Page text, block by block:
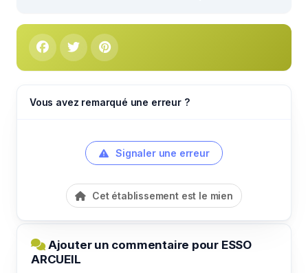
Vous avez remarqué une erreur ?
Signaler une erreur
Cet établissement est le mien
Ajouter un commentaire pour ESSO
ARCUEIL